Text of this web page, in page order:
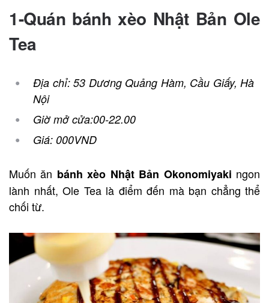
1-Quán bánh xèo Nhật Bản Ole
Tea
Địa chỉ: 53 Dương Quảng Hàm, Cầu Giấy, Hà
Nội
Giờ mở cửa:00-22.00
Giá: 000VND
Muốn ăn bánh xèo Nhật Bản Okonomiyaki ngon
lành nhất, Ole Tea là điểm đến mà bạn chẳng thể
chối từ.